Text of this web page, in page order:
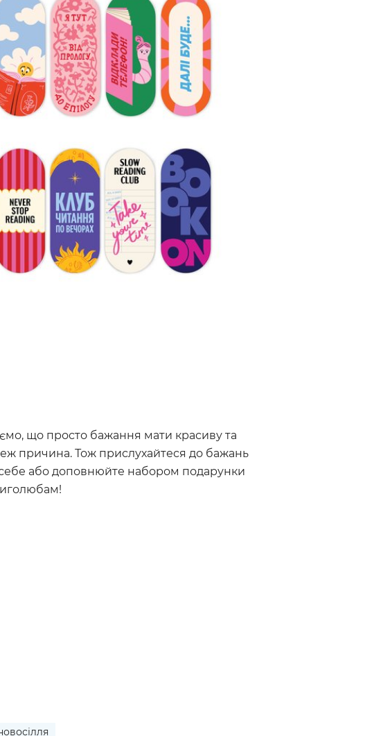
що просто бажання мати красиву та
причина. Тож прислухайтеся до бажань
або доповнюйте набором подарунки